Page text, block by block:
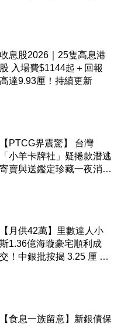
收息股2026｜25隻高息港
股 入場費$1144起＋回報
高達9.93厘！持續更新
【PTCG界震驚】 台灣
「小羊卡牌社」疑捲款潛逃
寄賣與送鑑定珍藏一夜消失
【月供42萬】里數達人小
斯1.36億海璇豪宅順利成
交！中銀批按揭 3.25 厘 小
【食息一族留意】新銀債保